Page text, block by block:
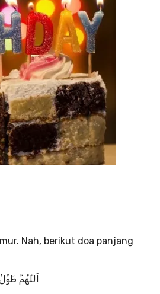
Nah, berikut doa panjang
اَللَّهُمَّ